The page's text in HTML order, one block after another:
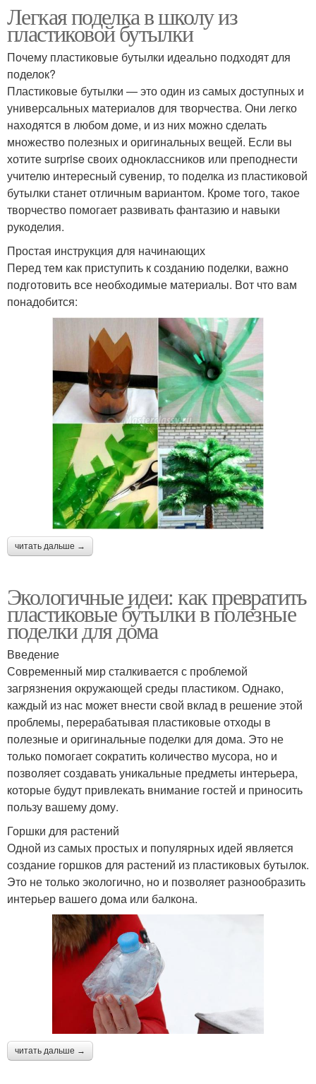
Легкая поделка в школу из
пластиковой бутылки
Почему пластиковые бутылки идеально подходят для
поделок?
Пластиковые бутылки — это один из самых доступных и
универсальных материалов для творчества. Они легко
находятся в любом доме, и из них можно сделать
множество полезных и оригинальных вещей. Если вы
хотите surprise своих одноклассников или преподнести
учителю интересный сувенир, то поделка из пластиковой
бутылки станет отличным вариантом. Кроме того, такое
творчество помогает развивать фантазию и навыки
рукоделия.
Простая инструкция для начинающих
Перед тем как приступить к созданию поделки, важно
подготовить все необходимые материалы. Вот что вам
понадобится:
читать дальше →
Экологичные идеи: как превратить
пластиковые бутылки в полезные
поделки для дома
Введение
Современный мир сталкивается с проблемой
загрязнения окружающей среды пластиком. Однако,
каждый из нас может внести свой вклад в решение этой
проблемы, перерабатывая пластиковые отходы в
полезные и оригинальные поделки для дома. Это не
только помогает сократить количество мусора, но и
позволяет создавать уникальные предметы интерьера,
которые будут привлекать внимание гостей и приносить
пользу вашему дому.
Горшки для растений
Одной из самых простых и популярных идей является
создание горшков для растений из пластиковых бутылок.
Это не только экологично, но и позволяет разнообразить
интерьер вашего дома или балкона.
читать дальше →